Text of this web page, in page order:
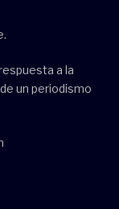
a la
un periodismo